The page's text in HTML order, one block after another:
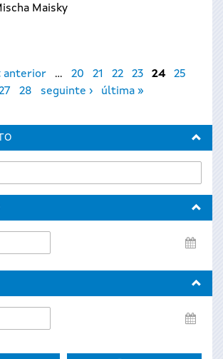
Maisky
anterior … 20 21 22 23 24
25
28 seguinte › última »